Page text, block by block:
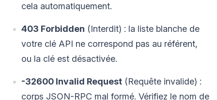
cela automatiquement.
403 Forbidden (Interdit) : la liste blanche de
votre clé API ne correspond pas au référent,
ou la clé est désactivée.
-32600 Invalid Request (Requête invalide) :
corps JSON-RPC mal formé. Vérifiez le nom de